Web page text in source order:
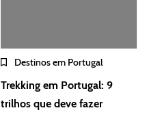
Destinos em Portugal
Trekking em Portugal: 9
trilhos que deve fazer